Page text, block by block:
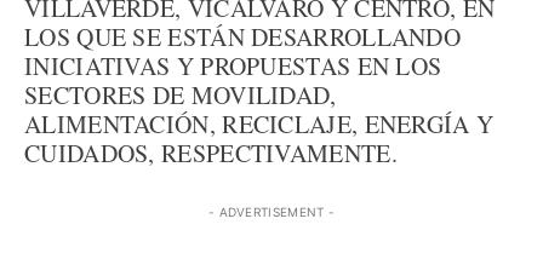
VILLAVERDE, VICÁLVARO Y CENTRO, EN
LOS QUE SE ESTÁN DESARROLLANDO
INICIATIVAS Y PROPUESTAS EN LOS
SECTORES DE MOVILIDAD,
ALIMENTACIÓN, RECICLAJE, ENERGÍA Y
CUIDADOS, RESPECTIVAMENTE.
- ADVERTISEMENT -